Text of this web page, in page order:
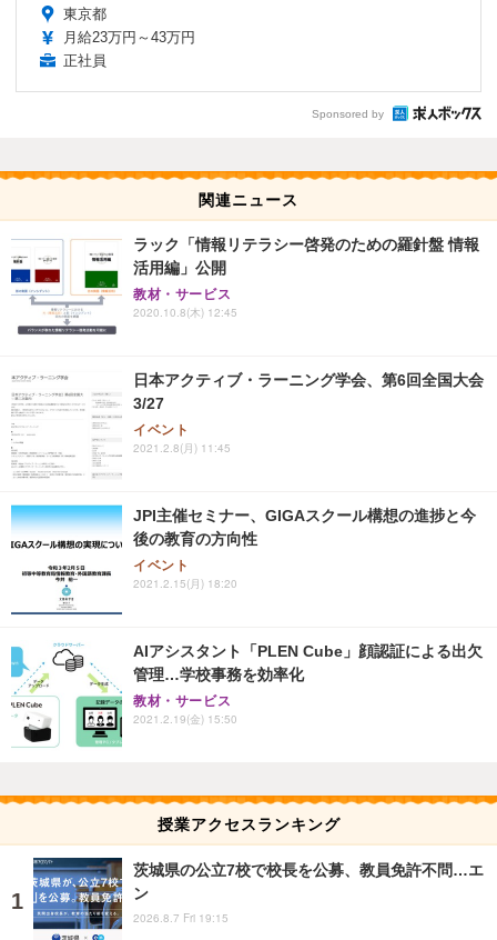
東京都
月給23万円～43万円
正社員
Sponsored by
関連ニュース
ラック「情報リテラシー啓発のための羅針盤 情報
活用編」公開
教材・サービス
2020.10.8(木) 12:45
日本アクティブ・ラーニング学会、第6回全国大会
3/27
イベント
2021.2.8(月) 11:45
JPI主催セミナー、GIGAスクール構想の進捗と今
後の教育の方向性
イベント
2021.2.15(月) 18:20
AIアシスタント「PLEN Cube」顔認証による出欠
管理…学校事務を効率化
教材・サービス
2021.2.19(金) 15:50
授業アクセスランキング
茨城県の公立7校で校長を公募、教員免許不問…エ
ン
2026.8.7 Fri 19:15